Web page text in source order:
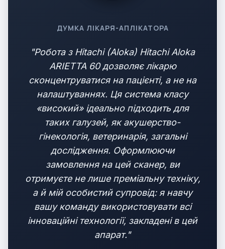
ДУМКА ЛІКАРЯ-АПЛІКАТОРА
"Робота з Hitachi (Aloka) Hitachi Aloka
ARIETTA 60 дозволяє лікарю
сконцентруватися на пацієнті, а не на
налаштуваннях. Ця система класу
«високий» ідеально підходить для
таких галузей, як акушерство-
гінекологія, ветеринарія, загальні
дослідження. Оформлюючи
замовлення на цей сканер, ви
отримуєте не лише преміальну техніку,
а й мій особистий супровід: я навчу
вашу команду використовувати всі
інноваційні технології, закладені в цей
апарат."